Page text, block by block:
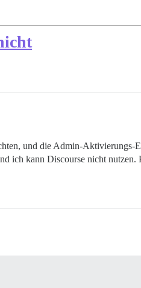
und die Admin-
ich kann Discourse nicht